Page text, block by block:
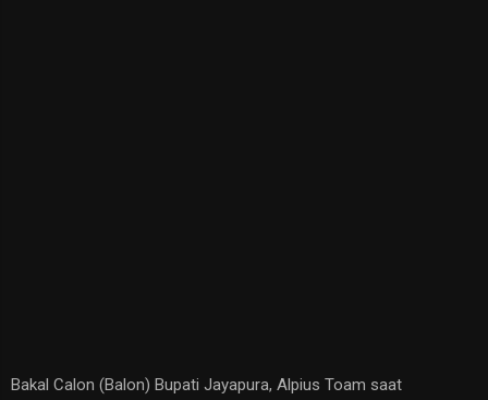
Bakal Calon (Balon) Bupati Jayapura, Alpius Toam saat